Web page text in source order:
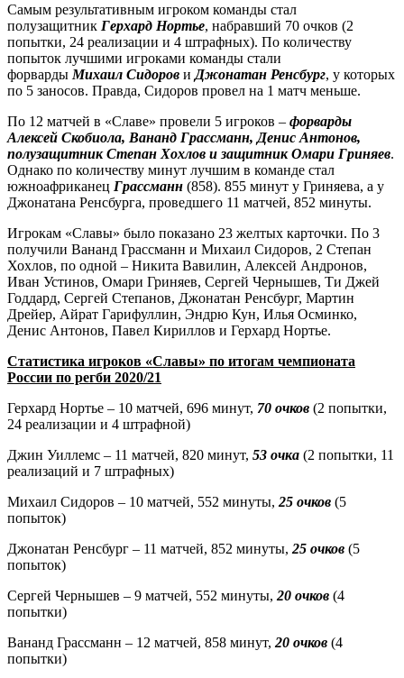
Самым результативным игроком команды стал
полузащитник Герхард Нортье, набравший 70 очков (2
попытки, 24 реализации и 4 штрафных). По количеству
попыток лучшими игроками команды стали
форварды Михаил Сидоров и Джонатан Ренсбург, у которых
по 5 заносов. Правда, Сидоров провел на 1 матч меньше.
По 12 матчей в «Славе» провели 5 игроков – форварды
Алексей Скобиола, Вананд Грассманн, Денис Антонов,
полузащитник Степан Хохлов и защитник Омари Гриняев.
Однако по количеству минут лучшим в команде стал
южноафриканец Грассманн (858). 855 минут у Гриняева, а у
Джонатана Ренсбурга, проведшего 11 матчей, 852 минуты.
Игрокам «Славы» было показано 23 желтых карточки. По 3
получили Вананд Грассманн и Михаил Сидоров, 2 Степан
Хохлов, по одной – Никита Вавилин, Алексей Андронов,
Иван Устинов, Омари Гриняев, Сергей Чернышев, Ти Джей
Годдард, Сергей Степанов, Джонатан Ренсбург, Мартин
Дрейер, Айрат Гарифуллин, Эндрю Кун, Илья Осминко,
Денис Антонов, Павел Кириллов и Герхард Нортье.
Статистика игроков «Славы» по итогам чемпионата
России по регби 2020/21
Герхард Нортье – 10 матчей, 696 минут, 70 очков (2 попытки,
24 реализации и 4 штрафной)
Джин Уиллемс – 11 матчей, 820 минут, 53 очка (2 попытки, 11
реализаций и 7 штрафных)
Михаил Сидоров – 10 матчей, 552 минуты, 25 очков (5
попыток)
Джонатан Ренсбург – 11 матчей, 852 минуты, 25 очков (5
попыток)
Сергей Чернышев – 9 матчей, 552 минуты, 20 очков (4
попытки)
Вананд Грассманн – 12 матчей, 858 минут, 20 очков (4
попытки)